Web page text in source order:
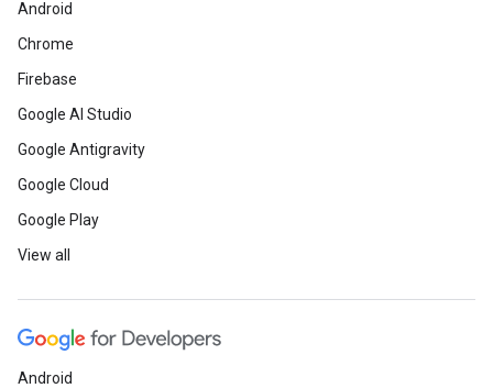
Android
Chrome
Firebase
Google AI Studio
Google Antigravity
Google Cloud
Google Play
View all
Android